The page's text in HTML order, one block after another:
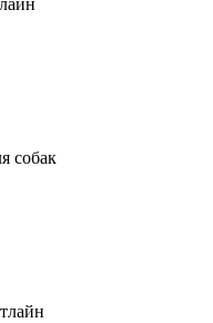
собак